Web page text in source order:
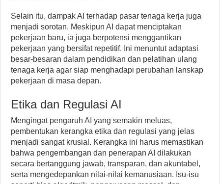
Selain itu, dampak AI terhadap pasar tenaga kerja juga
menjadi sorotan. Meskipun AI dapat menciptakan
pekerjaan baru, ia juga berpotensi menggantikan
pekerjaan yang bersifat repetitif. Ini menuntut adaptasi
besar-besaran dalam pendidikan dan pelatihan ulang
tenaga kerja agar siap menghadapi perubahan lanskap
pekerjaan di masa depan.
Etika dan Regulasi AI
Mengingat pengaruh AI yang semakin meluas,
pembentukan kerangka etika dan regulasi yang jelas
menjadi sangat krusial. Kerangka ini harus memastikan
bahwa pengembangan dan penerapan AI dilakukan
secara bertanggung jawab, transparan, dan akuntabel,
serta mengedepankan nilai-nilai kemanusiaan. Isu-isu